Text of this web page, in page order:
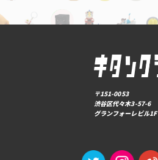
〒151-0053
渋谷区代々木3-57-6
グランフォーレビル1F